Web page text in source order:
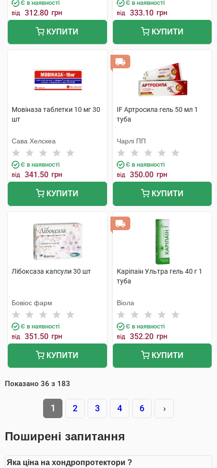
Є в наявності
від 312.80 грн
КУПИТИ
Є в наявності
від 333.10 грн
КУПИТИ
Мовіназа таблетки 10 мг 30
шт
Сава Хелскеа
Є в наявності
від 341.50 грн
КУПИТИ
IF Артросила гель 50 мл 1
туба
Чарлі ПП
Є в наявності
від 350.00 грн
КУПИТИ
Лібоксаза капсули 30 шт
Бовіос фарм
Є в наявності
від 351.50 грн
КУПИТИ
Каріпаін Ультра гель 40 г 1
туба
Віола
Є в наявності
від 352.20 грн
КУПИТИ
Показано 36 з 183
1 2 3 4 6 ›
Поширені запитання
Яка ціна на хондропротектори ?